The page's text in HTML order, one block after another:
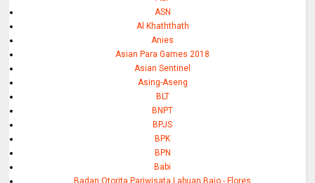
ASN
Al Khaththath
Anies
Asian Para Games 2018
Asian Sentinel
Asing-Aseng
BLT
BNPT
BPJS
BPK
BPN
Babi